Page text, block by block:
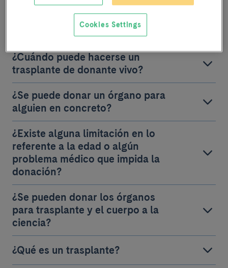
¿Qué sucede después de extraer
los órganos y tejidos?
¿Cuándo puede hacerse un
trasplante de donante vivo?
¿Se puede donar un órgano para
alguien en concreto?
¿Existe alguna limitación en lo
referente a la edad o algún
problema médico que impida la
donación?
¿Se pueden donar los órganos
para trasplante y el cuerpo a la
ciencia?
¿Qué es un trasplante?
Cookies Settings